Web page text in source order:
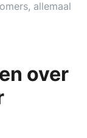
allemaal
over